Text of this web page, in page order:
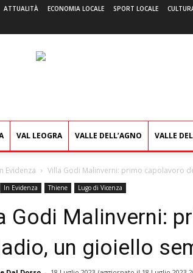
ATTUALITÀ ECONOMIA LOCALE SPORT LOCALE
VAL LEOGRA VALLE DELL’AGNO VALLE
Evidenza Villa Godi Malinverni: primo capolavoro
In Evidenza Thiene Lugo di Vicenza
Godi Malinverni:
un gioiello